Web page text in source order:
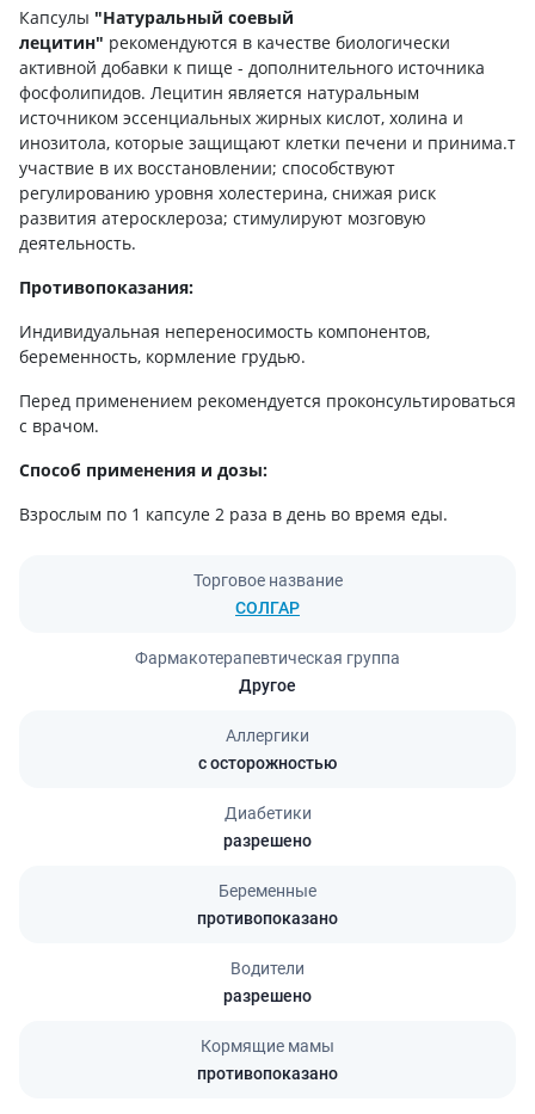
Капсулы "Натуральный соевый
лецитин" рекомендуются в качестве биологически
активной добавки к пище - дополнительного источника
фосфолипидов. Лецитин является натуральным
источником эссенциальных жирных кислот, холина и
инозитола, которые защищают клетки печени и принима.т
участвие в их восстановлении; способствуют
регулированию уровня холестерина, снижая риск
развития атеросклероза; стимулируют мозговую
деятельность.
Противопоказания:
Индивидуальная непереносимость компонентов,
беременность, кормление грудью.
Перед применением рекомендуется проконсультироваться
с врачом.
Способ применения и дозы:
Взрослым по 1 капсуле 2 раза в день во время еды.
Торговое название
СОЛГАР
Фармакотерапевтическая группа
Другое
Аллергики
с осторожностью
Диабетики
разрешено
Беременные
противопоказано
Водители
разрешено
Кормящие мамы
противопоказано